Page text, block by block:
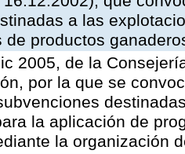
a las
de productos
2005, de la
por la que se
la aplicación de
la organización